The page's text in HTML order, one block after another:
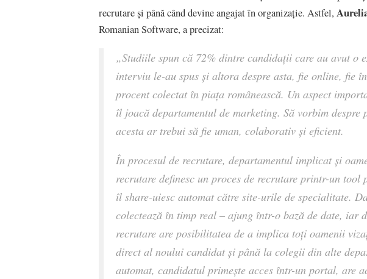
recrutare și până când devine angajat în organizație. Astfel,
Romanian Software, a precizat:
„Studiile spun că 72% dintre candidații care au avut o
interviu le-au spus și altora despre asta, fie online, fie
procent colectat în piața românească. Un aspect
îl joacă departamentul de marketing. Să vorbim despre
acesta ar trebui să fie uman, colaborativ și eficient.
În procesul de recrutare, departamentul implicat și
recrutare definesc un proces de recrutare printr-un tool
îl share-uiesc automat către site-urile de specialitate.
colectează în timp real – ajung într-o bază de date, iar
recrutare are posibilitatea de a implica toți oamenii
direct al noului candidat și până la colegii din alte
automat, candidatul primește acces într-un portal, are